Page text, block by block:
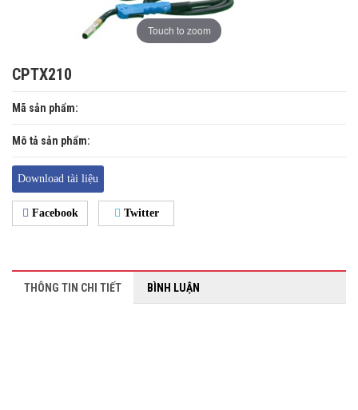
Touch to zoom
CPTX210
Mã sản phẩm:
Mô tả sản phẩm:
Download tài liệu
Facebook Twitter
THÔNG TIN CHI TIẾT BÌNH LUẬN